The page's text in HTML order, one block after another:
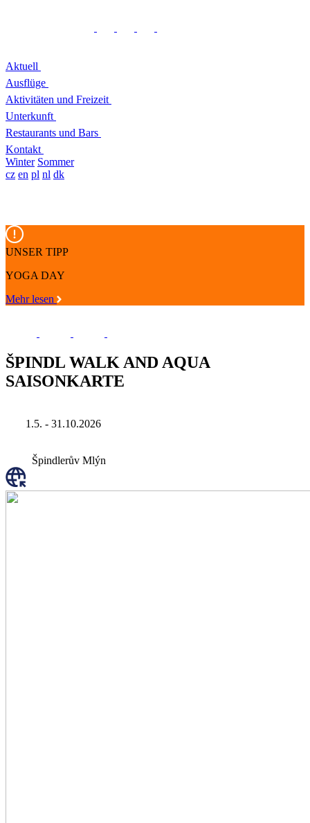
Aktuell
Ausflüge
Aktivitäten und Freizeit
Unterkunft
Restaurants und Bars
Kontakt
Winter Sommer
cz en pl nl dk
UNSER TIPP
YOGA DAY
Mehr lesen
ŠPINDL WALK AND AQUA
SAISONKARTE
1.5. - 31.10.2026
Špindlerův Mlýn